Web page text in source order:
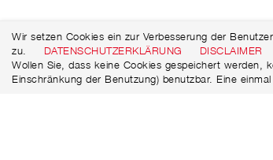
Wir setzen Cookies ein zur Verbesserung der
zu.
DATENSCHUTZERKLÄRUNG
DISCLAIMER
Wollen Sie, dass keine Cookies gespeichert werden,
Einschränkung der Benutzung) benutzbar. Eine